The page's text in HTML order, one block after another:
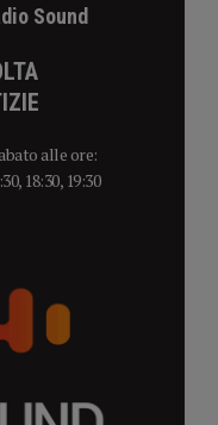
Sound
alle ore:
18:30, 19:30